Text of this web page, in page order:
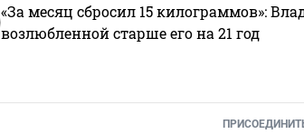
«За месяц сбросил 15 килограммов»:
возлюбленной старше его на 21 год